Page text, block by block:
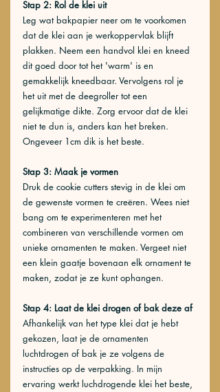
Stap 2: Rol de klei uit
Leg wat bakpapier neer om te voorkomen
dat de klei aan je werkoppervlak blijft
plakken. Neem een handvol klei en kneed
dit goed door tot het 'warm' is en
gemakkelijk kneedbaar. Vervolgens rol je
het uit met de deegroller tot een
gelijkmatige dikte. Zorg ervoor dat de klei
niet te dun is, anders kan het breken.
Ongeveer 1cm dik is het beste.
Stap 3: Maak je vormen
Druk de cookie cutters stevig in de klei om
de gewenste vormen te creëren. Wees niet
bang om te experimenteren met het
combineren van verschillende vormen om
unieke ornamenten te maken. Vergeet niet
een klein gaatje bovenaan elk ornament te
maken, zodat je ze kunt ophangen.
Stap 4: Laat de klei drogen of bak deze af
Afhankelijk van het type klei dat je hebt
gekozen, laat je de ornamenten
luchtdrogen of bak je ze volgens de
instructies op de verpakking. In mijn
ervaring werkt luchdrogende klei het beste,